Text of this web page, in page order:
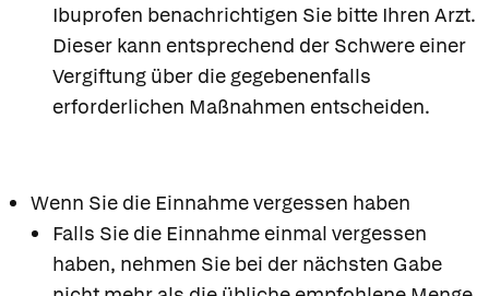
Ibuprofen benachrichtigen Sie bitte Ihren Arzt.
Dieser kann entsprechend der Schwere einer
Vergiftung über die gegebenenfalls
erforderlichen Maßnahmen entscheiden.
Wenn Sie die Einnahme vergessen haben
Falls Sie die Einnahme einmal vergessen
haben, nehmen Sie bei der nächsten Gabe